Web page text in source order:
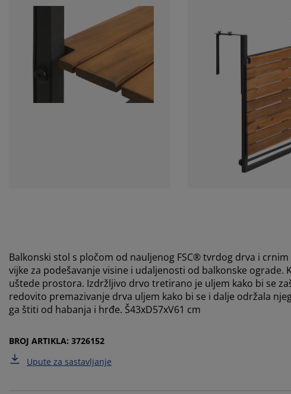
Balkonski stol s pločom od nauljenog FSC® tvrdog drva i
vijke za podešavanje visine i udaljenosti od balkonske
uštede prostora. Izdržljivo drvo tretirano je uljem kako bi se
redovito premazivanje drva uljem kako bi se i dalje održala
ga štiti od habanja i hrđe. Š43xD57xV61 cm
BROJ ARTIKLA: 3726152
Upute za sastavljanje